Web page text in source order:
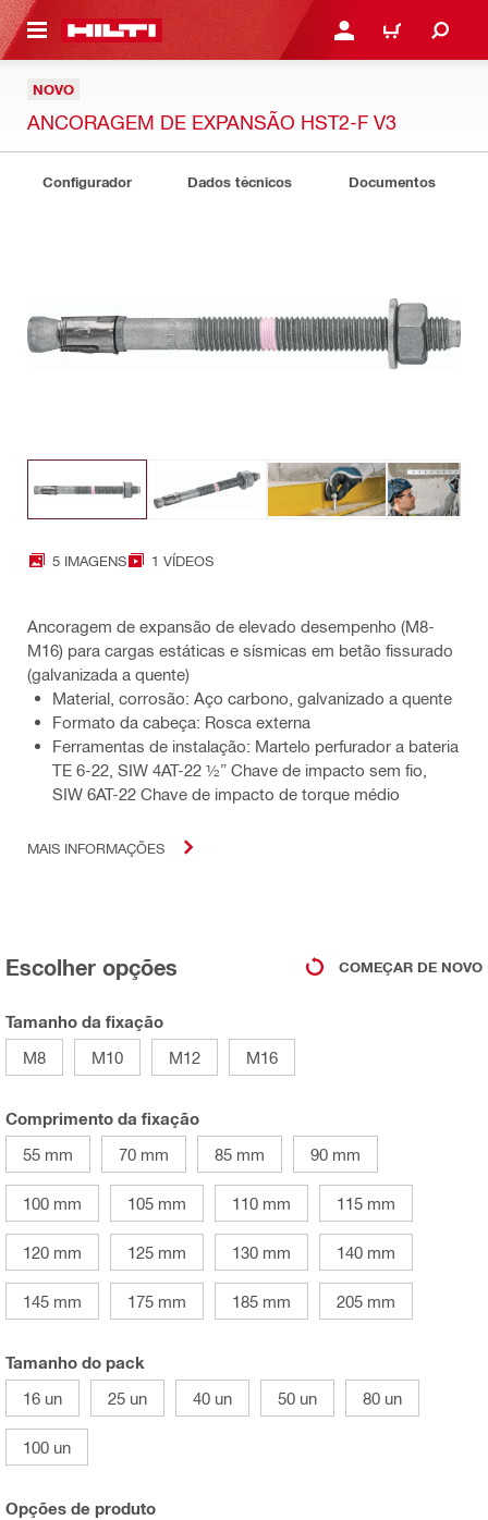
CONTENT ENTRAR OU REGISTAR
CARRINHO
NOVO
ANCORAGEM DE EXPANSÃO HST2-F V3
Configurador Dados técnicos Documentos
5 IMAGENS 1 VÍDEOS
Ancoragem de expansão de elevado desempenho (M8-
M16) para cargas estáticas e sísmicas em betão fissurado
(galvanizada a quente)
Material, corrosão: Aço carbono, galvanizado a quente
Formato da cabeça: Rosca externa
Ferramentas de instalação: Martelo perfurador a bateria
TE 6-22, SIW 4AT-22 ½” Chave de impacto sem fio,
SIW 6AT-22 Chave de impacto de torque médio
MAIS INFORMAÇÕES
Escolher opções COMEÇAR DE NOVO
Tamanho da fixação
M8
M10 M12 M16
Comprimento da fixação
55 mm
70 mm 85 mm 90 mm
100 mm 105 mm 110 mm 115 mm
120 mm 125 mm 130 mm 140 mm
145 mm 175 mm 185 mm 205 mm
Tamanho do pack
16 un
25 un 40 un 50 un 80 un
100 un
Opções de produto